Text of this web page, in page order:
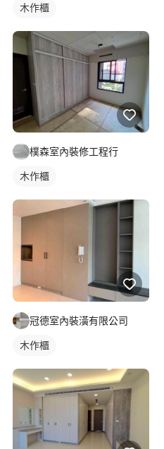
木作櫃
樸森室內裝修工程行
木作櫃
冠德室內裝潢有限公司
木作櫃